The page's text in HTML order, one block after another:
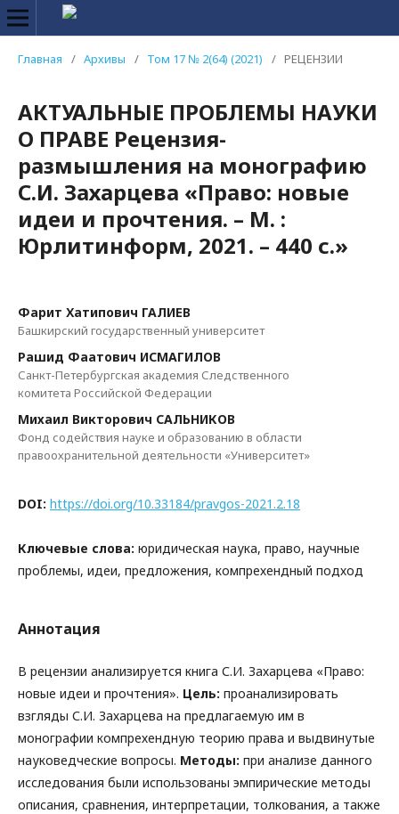
Главная / Архивы / Том 17 № 2(64) (2021) / РЕЦЕНЗИИ
АКТУАЛЬНЫЕ ПРОБЛЕМЫ НАУКИ
О ПРАВЕ Рецензия-
размышления на монографию
С.И. Захарцева «Право: новые
идеи и прочтения. – М. :
Юрлитинформ, 2021. – 440 с.»
Фарит Хатипович ГАЛИЕВ
Башкирский государственный университет
Рашид Фаатович ИСМАГИЛОВ
Санкт-Петербургская академия Следственного
комитета Российской Федерации
Михаил Викторович САЛЬНИКОВ
Фонд содействия науке и образованию в области
правоохранительной деятельности «Университет»
DOI: https://doi.org/10.33184/pravgos-2021.2.18
Ключевые слова: юридическая наука, право, научные
проблемы, идеи, предложения, компрехендный подход
Аннотация
В рецензии анализируется книга С.И. Захарцева «Право:
новые идеи и прочтения». Цель: проанализировать
взгляды С.И. Захарцева на предлагаемую им в
монографии компрехендную теорию права и выдвинутые
науковедческие вопросы. Методы: при анализе данного
исследования были использованы эмпирические методы
описания, сравнения, интерпретации, толкования, а также